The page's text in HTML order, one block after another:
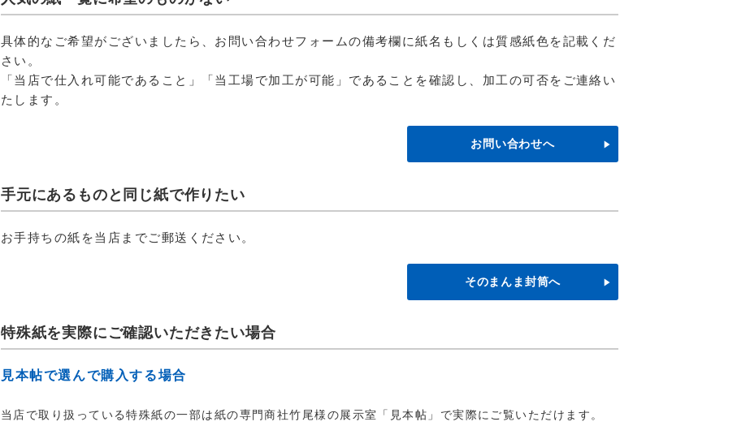
具体的なご希望がございましたら、お問い合わせフォームの備考欄に紙名もしくは質感紙色を記載くだ
さい。
「当店で仕入れ可能であること」「当工場で加工が可能」であることを確認し、加工の可否をご連絡い
たします。
お問い合わせへ
手元にあるものと同じ紙で作りたい
お手持ちの紙を当店までご郵送ください。
そのまんま封筒へ
特殊紙を実際にご確認いただきたい場合
見本帖で選んで購入する場合
当店で取り扱っている特殊紙の一部は紙の専門商社竹尾様の展示室「見本帖」で実際にご覧いただけます。